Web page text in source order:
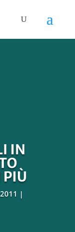
IN
PIÙ